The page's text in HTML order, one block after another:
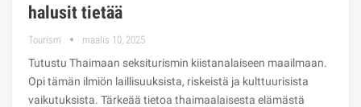
halusit tietää
Tourism maalis 10, 2025
Tutustu Thaimaan seksiturismin kiistanalaiseen maailmaan.
Opi tämän ilmiön laillisuuksista, riskeistä ja kulttuurisista
vaikutuksista. Tärkeää tietoa thaimaalaisesta elämästä